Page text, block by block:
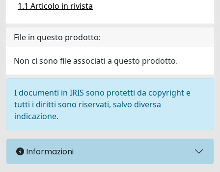
1.1 Articolo in rivista
File in questo prodotto:
Non ci sono file associati a questo prodotto.
I documenti in IRIS sono protetti da copyright e
tutti i diritti sono riservati, salvo diversa
indicazione.
Informazioni